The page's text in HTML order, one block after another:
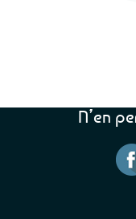
“Une boutique que
et une équipe à
N’en